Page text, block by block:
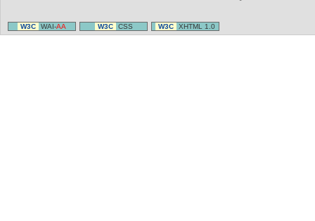
W3C WAI-AA W3C CSS W3C XHTML 1.0